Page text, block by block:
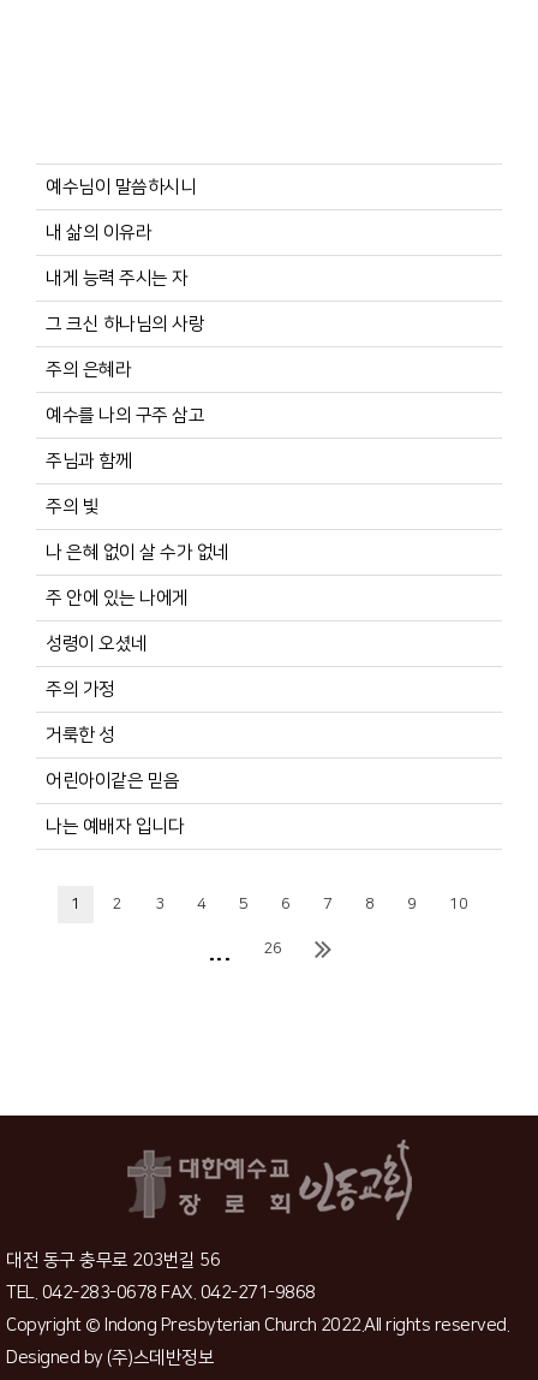
예수님이 말씀하시니
내 삶의 이유라
내게 능력 주시는 자
그 크신 하나님의 사랑
주의 은혜라
예수를 나의 구주 삼고
주님과 함께
주의 빛
나 은혜 없이 살 수가 없네
주 안에 있는 나에게
성령이 오셨네
주의 가정
거룩한 성
어린아이같은 믿음
나는 예배자 입니다
1 2 3 4 5 6 7 8 9 10
... 26
대전 동구 충무로 203번길 56
TEL. 042-283-0678 FAX. 042-271-9868
Copyright © Indong Presbyterian Church 2022.All rights reserved.
Designed by(주)스데반정보